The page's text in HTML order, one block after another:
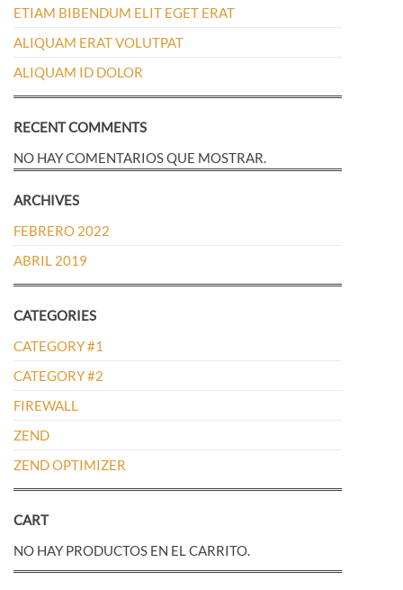
ETIAM BIBENDUM ELIT EGET ERAT
ALIQUAM ERAT VOLUTPAT
ALIQUAM ID DOLOR
RECENT COMMENTS
NO HAY COMENTARIOS QUE MOSTRAR.
ARCHIVES
FEBRERO 2022
ABRIL 2019
CATEGORIES
CATEGORY #1
CATEGORY #2
FIREWALL
ZEND
ZEND OPTIMIZER
CART
NO HAY PRODUCTOS EN EL CARRITO.